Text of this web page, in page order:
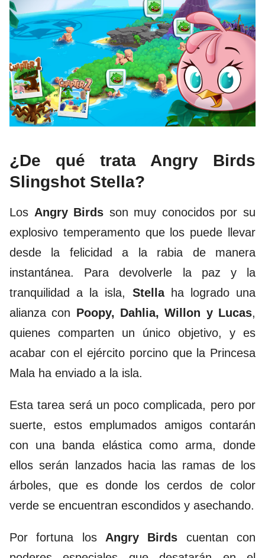
¿De qué trata Angry Birds
Slingshot Stella?
Los Angry Birds son muy conocidos por su
explosivo temperamento que los puede llevar
desde la felicidad a la rabia de manera
instantánea. Para devolverle la paz y la
tranquilidad a la isla, Stellaha logrado una
alianza con Poopy, Dahlia, Willon y Lucas,
quienes comparten un único objetivo, y es
acabar con el ejército porcino que la Princesa
Mala ha enviado a la isla.
Esta tarea será un poco complicada, pero por
suerte, estos emplumados amigos contarán
con una banda elástica como arma, donde
ellos serán lanzados hacia las ramas de los
árboles, que es donde los cerdos de color
verde se encuentran escondidos y asechando.
Por fortuna los Angry Birds cuentan con